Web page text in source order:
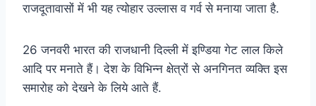
राजदूतावासों में भी यह त्योहार उल्लास व गर्व से मनाया जाता है.
26 जनवरी भारत की राजधानी दिल्ली में इण्डिया गेट लाल किले
आदि पर मनाते हैं। देश के विभिन्न क्षेत्रों से अनगिनत व्यक्ति इस
समारोह को देखने के लिये आते हैं.